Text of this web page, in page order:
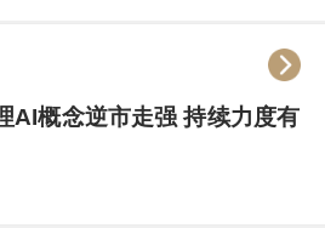
+机构游资选股思路+独家涨
逆市走强 持续力度有